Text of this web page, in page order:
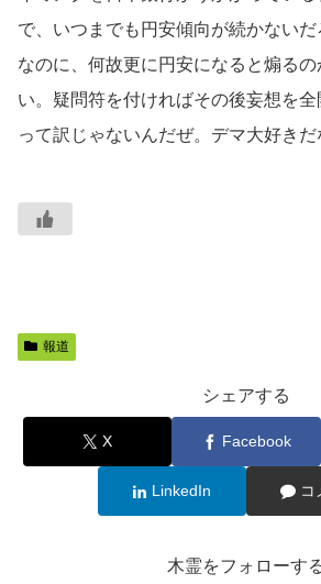
で、いつまでも円安傾向が続かない
なのに、何故更に円安になると煽る
い。疑問符を付ければその後妄想を
って訳じゃないんだぜ。デマ大好きだ
報道
シェアする
X Facebook
LinkedIn コ
木霊をフォローす